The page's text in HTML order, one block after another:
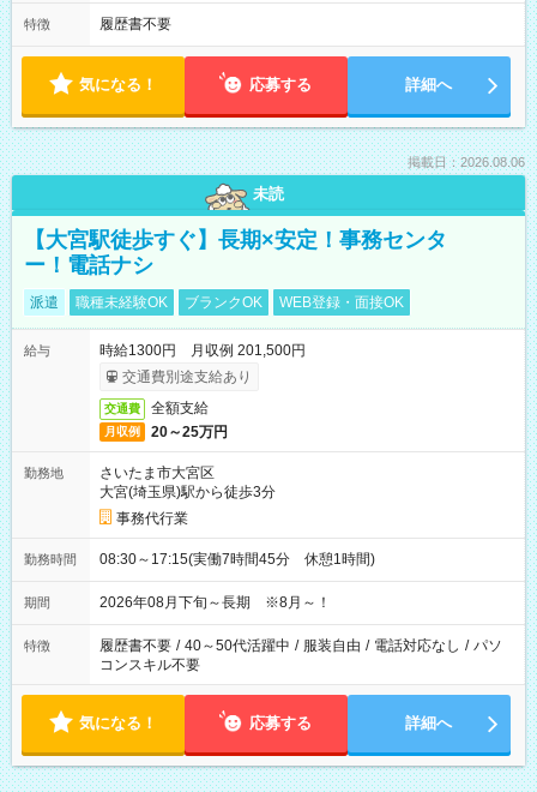
特徴 履歴書不要
気になる！ 応募する 詳細へ
掲載日：2026.08.06
未読
【大宮駅徒歩すぐ】長期×安定！事務センタ
ー！電話ナシ
派遣 職種未経験OK ブランクOK WEB登録・面接OK
給与
時給1300円 月収例 201,500円
交通費別途支給あり
交通費 全額支給
月収例 20～25万円
勤務地
さいたま市大宮区
大宮(埼玉県)駅から徒歩3分
事務代行業
勤務時間 08:30～17:15(実働7時間45分 休憩1時間)
期間 2026年08月下旬～長期 ※8月～！
特徴 履歴書不要 / 40～50代活躍中 / 服装自由 / 電話対応なし / パソ
コンスキル不要
気になる！ 応募する 詳細へ